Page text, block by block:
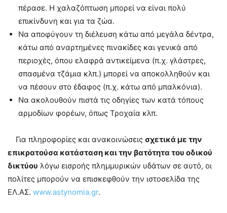
πέρασε. Η χαλαζόπτωση μπορεί να είναι πολύ
επικίνδυνη και για τα ζώα.
Να αποφύγουν τη διέλευση κάτω από μεγάλα δέντρα,
κάτω από αναρτημένες πινακίδες και γενικά από
περιοχές, όπου ελαφρά αντικείμενα (π.χ. γλάστρες,
σπασμένα τζάμια κλπ.) μπορεί να αποκολληθούν και
να πέσουν στο έδαφος (π.χ. κάτω από μπαλκόνια).
Να ακολουθούν πιστά τις οδηγίες των κατά τόπους
αρμοδίων φορέων, όπως Τροχαία κλπ.
Για πληροφορίες και ανακοινώσεις σχετικά με την
επικρατούσα κατάσταση και την βατότητα του οδικού
δικτύου λόγω εισροής πλημμυρικών υδάτων σε αυτό, οι
πολίτες μπορούν να επισκεφθούν την ιστοσελίδα της
ΕΛ.ΑΣ. www.astynomia.gr.